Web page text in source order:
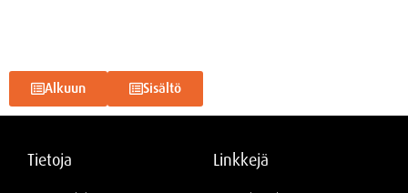
Alkuun Sisältö
Tietoja Linkkejä